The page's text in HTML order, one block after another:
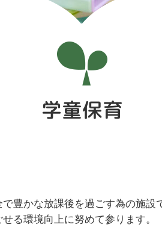
学童保育
豊かな放課後を過ごす為の施
る環境向上に努めて参ります。